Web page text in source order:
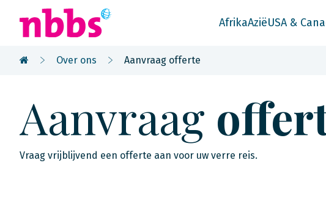
AfrikaAziëUSA &
Over ons Aanvraag offerte
Aanvraag
Vraag vrijblijvend een offerte aan voor uw verre reis.